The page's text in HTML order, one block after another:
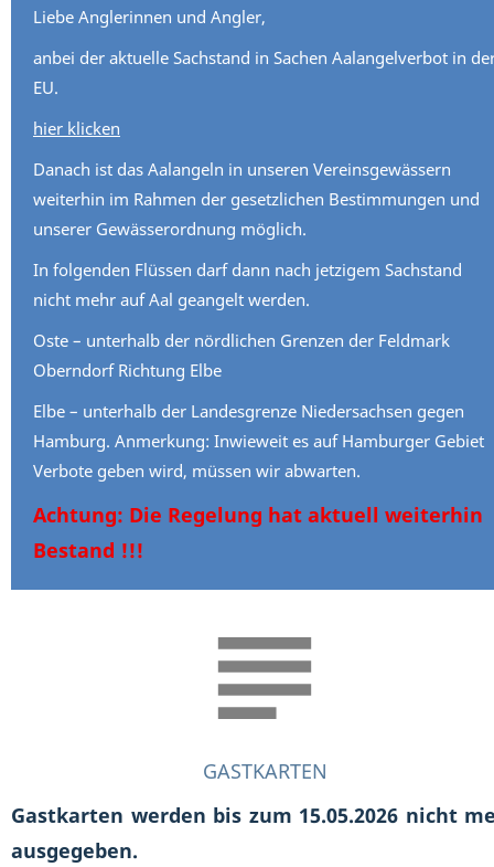
Liebe Anglerinnen und Angler,
anbei der aktuelle Sachstand in Sachen Aalangelverbot in
EU.
hier klicken
Danach ist das Aalangeln in unseren Vereinsgewässern
weiterhin im Rahmen der gesetzlichen Bestimmungen und
unserer Gewässerordnung möglich.
In folgenden Flüssen darf dann nach jetzigem Sachstand
nicht mehr auf Aal geangelt werden.
Oste – unterhalb der nördlichen Grenzen der Feldmark
Oberndorf Richtung Elbe
Elbe – unterhalb der Landesgrenze Niedersachsen gegen
Hamburg. Anmerkung: Inwieweit es auf Hamburger Gebiet
Verbote geben wird, müssen wir abwarten.
Achtung: Die Regelung hat aktuell weiterhin
Bestand !!!
GASTKARTEN
Gastkarten werden bis zum 15.05.2026 nicht
ausgegeben.